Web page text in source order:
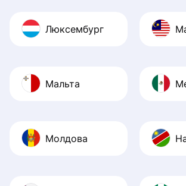
Люксембург
Мальта
Молдова